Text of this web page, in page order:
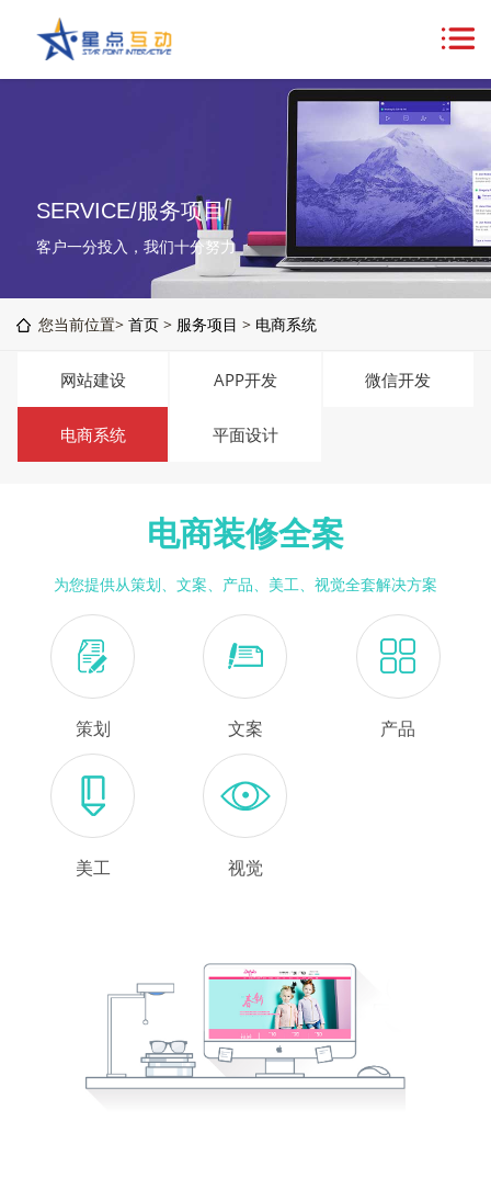
SERVICE/服务项目
客户一分投入，我们十分努力
您当前位置> 首页 > 服务项目 > 电商系统
网站建设 APP开发 微信开发
电商系统 平面设计
电商装修全案
为您提供从策划、文案、产品、美工、视觉全套解决方案
策划 文案 产品
美工 视觉